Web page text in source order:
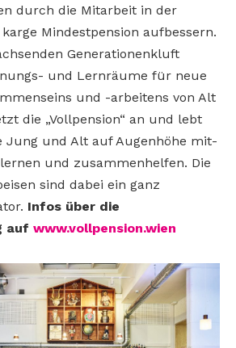
durch die Mitarbeit in der
karge Mindestpension aufbessern.
Generationenkluft
und Lernräume für neue
und -arbeitens von Alt
die „Vollpension“ an und lebt
Jung und Alt auf Augenhöhe mit-
und zusammenhelfen. Die
sind dabei ein ganz
Infos über die
auf www.vollpension.wien